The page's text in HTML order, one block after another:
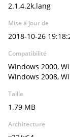
2.1.4.2k.lang
Mise à jour de
2018-10-26
Compatibilité
Windows 2000,
Windows 2008,
Taille
1.79 MB
Architecture